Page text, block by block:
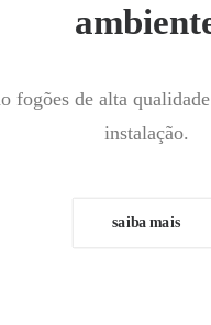
fogões de alta
instalação.
saiba mais